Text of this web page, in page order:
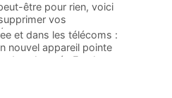
être pour rien, voici
vos
...
et dans les télécoms :
nouvel appareil pointe
des abonnés Freebox...